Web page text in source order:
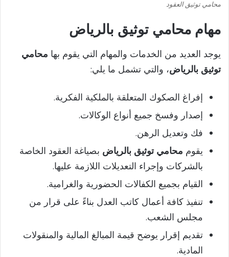
محامي توثيق العقود
مهام محامي توثيق بالرياض
يوجد العديد من الخدمات والمهام التي يقوم بها محامي
توثيق بالرياض، والتي تشمل ما يلي:
إفراغ الصكوك المتعلقة بالملكية الفكرية.
إصدار وفسخ جميع أنواع الوكالات.
فك وتعديل الرهن.
يقوم محامي توثيق بالرياض بصياغة العقود الخاصة
بالشركات وإجراء التعديلات اللازمة عليها.
القيام بجميع الكفالات الحضورية والغرامية.
تنفيذ كافة أعمال كاتب العدل بناءً على قرار من
مجلس الشعب.
تقديم إقرار يوضح قيمة المبالغ المالية والمنقولات
المادية.